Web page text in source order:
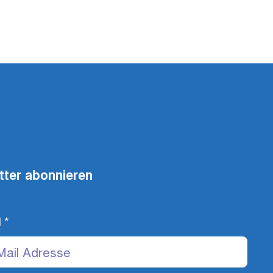
abonnieren
*